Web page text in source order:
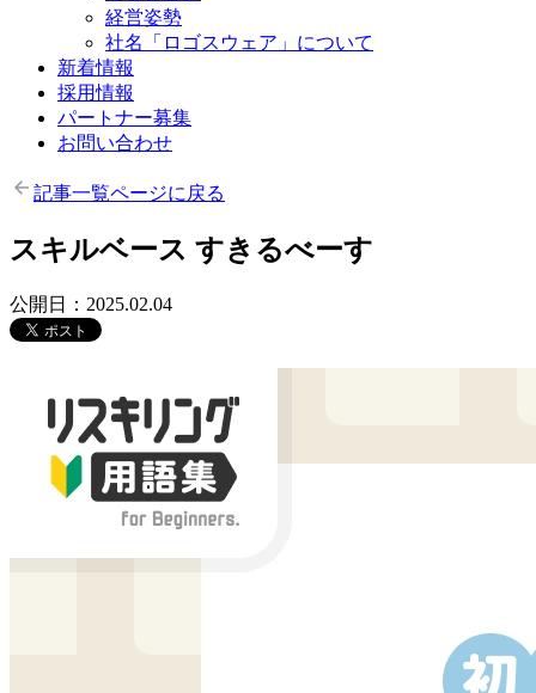
経営姿勢
社名「ロゴスウェア」について
新着情報
採用情報
パートナー募集
お問い合わせ
記事一覧ページに戻る
スキルベース すきるべーす
公開日：2025.02.04